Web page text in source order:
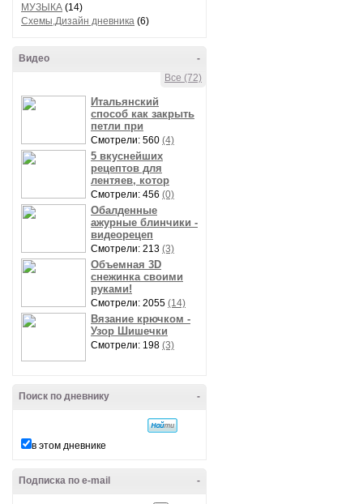
МУЗЫКА (14)
Схемы,Дизайн дневника (6)
-
Видео
Все (72)
Итальянский
способ как закрыть
петли при
Смотрели: 560 (4)
5 вкуснейших
рецептов для
лентяев, котор
Смотрели: 456 (0)
Обалденные
ажурные блинчики -
видеорецеп
Смотрели: 213 (3)
Объемная 3D
снежинка своими
руками!
Смотрели: 2055 (14)
Вязание крючком -
Узор Шишечки
Смотрели: 198 (3)
-
Поиск по дневнику
в этом дневнике
-
Подписка по e-mail